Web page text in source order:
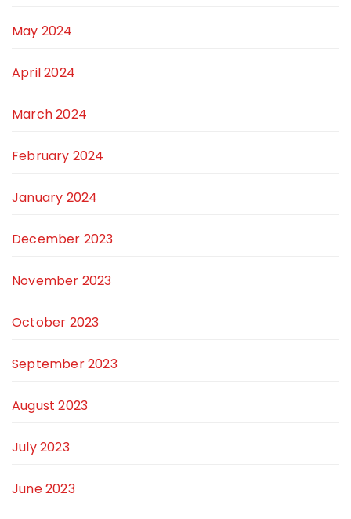
May 2024
April 2024
March 2024
February 2024
January 2024
December 2023
November 2023
October 2023
September 2023
August 2023
July 2023
June 2023